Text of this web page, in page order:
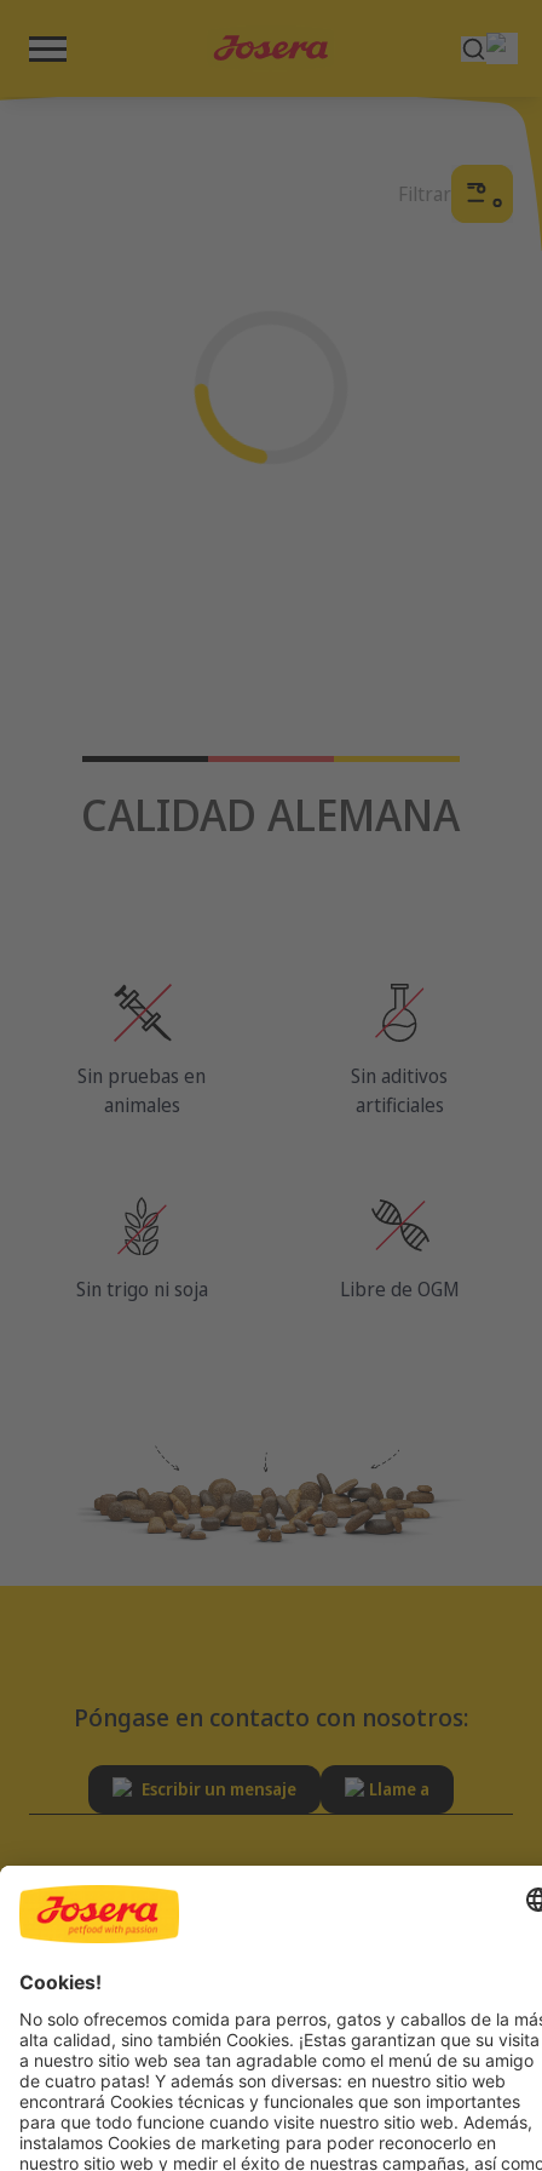
Filtrar
CALIDAD ALEMANA
Sin pruebas en
animales
Sin aditivos
artificiales
Sin trigo ni soja Libre de OGM
Póngase en contacto con nosotros:
Escribir un mensaje Llame a
SERVICIO
FAQ
Registro de proveedores
Pie de imprenta
Política de privacidad